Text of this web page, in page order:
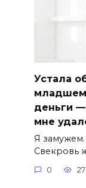
Устала
деньги
мне
Я
Свекровь
0 27